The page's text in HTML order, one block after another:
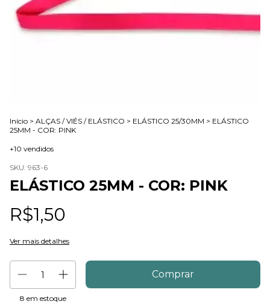
Início > ALÇAS / VIÉS / ELÁSTICO > ELÁSTICO 25/30MM > ELÁSTICO
25MM - COR: PINK
+10 vendidos
SKU: 963-6
ELÁSTICO 25MM - COR: PINK
R$1,50
Ver mais detalhes
8 em estoque